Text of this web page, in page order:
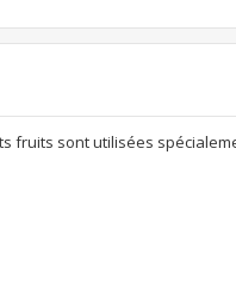
fruits sont utilisées